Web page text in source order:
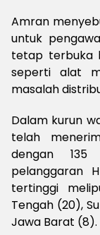
Amran
untuk
tetap terbuka
seperti alat
masalah
Dalam kurun
telah
dengan
pelanggaran
tertinggi
Tengah (20),
Jawa Barat (8).